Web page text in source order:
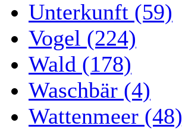
Unterkunft (59)
Vogel (224)
Wald (178)
Waschbär (4)
Wattenmeer (48)